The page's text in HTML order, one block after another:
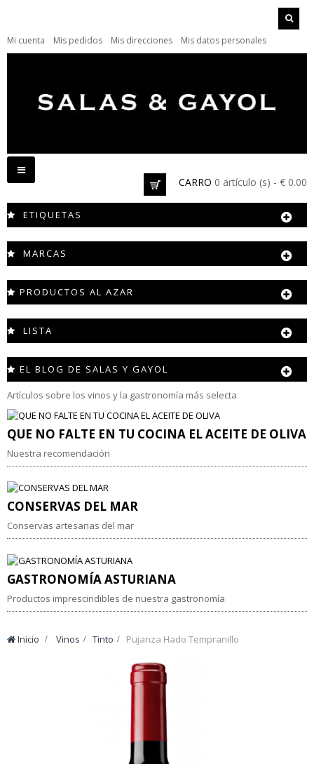
CARRO 0 artículo (s) - € 0.00
Mi cuenta Mis pedidos Mis direcciones Mis datos personales
Navegación
Toggle
ETIQUETAS
MARCAS
PRODUCTOS AL AZAR
LISTA
EL BLOG DE SALAS Y GAYOL
Artículos sobre los vinos y la gastronomía más selecta
QUE NO FALTE EN TU COCINA EL ACEITE DE OLIVA
Nuestra recomendación
CONSERVAS DEL MAR
Conservas artesanas del mar
GASTRONOMÍA ASTURIANA
Productos imprescindibles de nuestra gastronomía
Inicio > Vinos > Tinto > Pujanza Hado Tempranillo